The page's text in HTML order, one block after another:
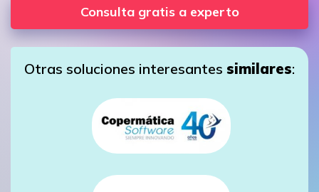
Consulta gratis a experto
Otras soluciones interesantes similares: